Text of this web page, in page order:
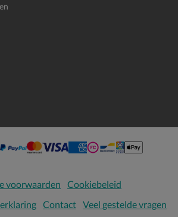
voorwaarden
Cookiebeleid
Contact Veel gestelde vragen